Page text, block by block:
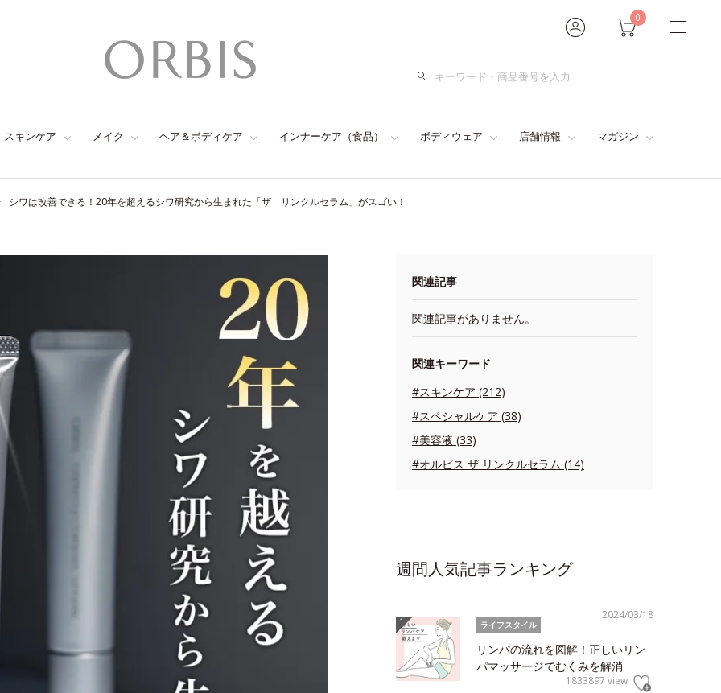
0
検
スキンケア メイク ヘア＆ボディケア インナーケア（食品） ボディウェア 店舗情報 マガジン
シワは改善できる！20年を超えるシワ研究から生まれた「ザ リンクルセラム」がスゴい！
関連記事
関連記事がありません。
関連キーワード
#スキンケア (212)
#スペシャルケア (38)
#美容液 (33)
#オルビス ザ リンクルセラム (14)
週間人気記事ランキング
2024/03/18
ライフスタイル
リンパの流れを図解！正しいリン
パマッサージでむくみを解消
1833897 view